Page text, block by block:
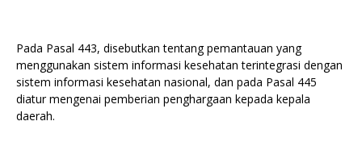
Pada Pasal 443, disebutkan tentang pemantauan yang
menggunakan sistem informasi kesehatan terintegrasi dengan
sistem informasi kesehatan nasional, dan pada Pasal 445
diatur mengenai pemberian penghargaan kepada kepala
daerah.